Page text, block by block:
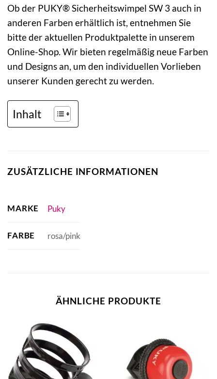
Ob der PUKY® Sicherheitswimpel SW 3 auch in
anderen Farben erhältlich ist, entnehmen Sie
bitte der aktuellen Produktpalette in unserem
Online-Shop. Wir bieten regelmäßig neue Farben
und Designs an, um den individuellen Vorlieben
unserer Kunden gerecht zu werden.
Inhalt
ZUSÄTZLICHE INFORMATIONEN
MARKE Puky
FARBE rosa/pink
ÄHNLICHE PRODUKTE